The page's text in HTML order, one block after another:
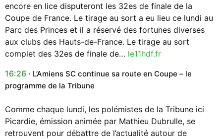
encore en lice disputeront les 32es de finale de la
Coupe de France. Le tirage au sort a eu lieu ce lundi au
Parc des Princes et il a réservé des fortunes diverses
aux clubs des Hauts-de-France. Le tirage au sort
complet des 32es de finale de… le11hdf.fr
16:26
L’Amiens SC continue sa route en Coupe – le
programme de la Tribune
Comme chaque lundi, les polémistes de la Tribune ici
Picardie, émission animée par Mathieu Dubrulle, se
retrouvent pour débattre de l’actualité autour de